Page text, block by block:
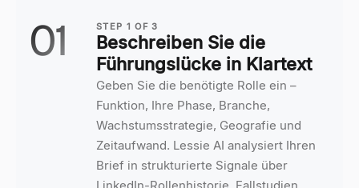
01 STEP 1 OF3
Beschreiben Sie die
Führungslücke in Klartext
Geben Sie die benötigte Rolle ein –
Funktion, Ihre Phase, Branche,
Wachstumsstrategie, Geografie und
Zeitaufwand. Lessie AI analysiert Ihren
Brief in strukturierte Signale über